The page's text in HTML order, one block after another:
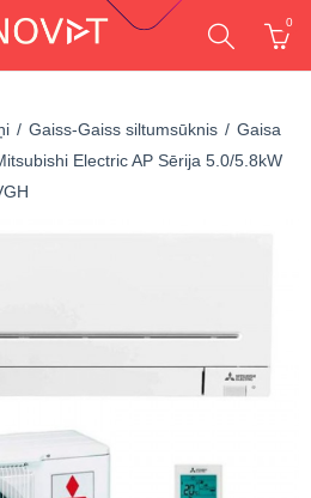
0
Gaiss-Gaiss siltumsūknis
Gaisa
Electric AP Sērija 5.0/5.8kW